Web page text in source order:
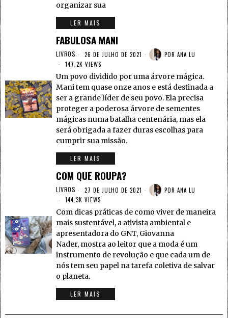
organizar sua
LER MAIS
FABULOSA MANI
LIVROS 26 DE JULHO DE 2021 POR ANA LU
147.2K VIEWS
Um povo dividido por uma árvore mágica.
Mani tem quase onze anos e está destinada a
ser a grande líder de seu povo. Ela precisa
proteger a poderosa árvore de sementes
mágicas numa batalha centenária, mas ela
será obrigada a fazer duras escolhas para
cumprir sua missão.
LER MAIS
COM QUE ROUPA?
LIVROS 27 DE JULHO DE 2021 POR ANA LU
144.3K VIEWS
Com dicas práticas de como viver de maneira
mais sustentável, a ativista ambiental e
apresentadora do GNT, Giovanna
Nader, mostra ao leitor que a moda é um
instrumento de revolução e que cada um de
nós tem seu papel na tarefa coletiva de salvar
o planeta.
LER MAIS